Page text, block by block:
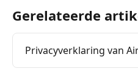
Gerelateerde
Privacyverklaring van